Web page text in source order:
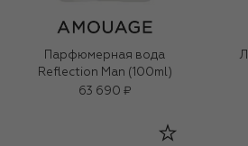
Парфюмерная вода
Reflection Man (100ml)
63 690 ₽